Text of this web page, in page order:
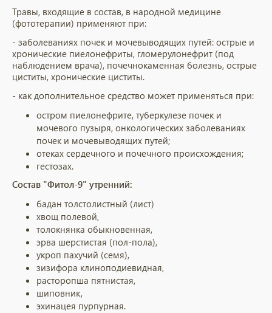
Травы, входящие в состав, в народной медицине
(фототерапии) применяют при:
- заболеваниях почек и мочевыводящих путей: острые и
хронические пиелонефриты, гломерулонефрит (под
наблюдением врача), почечнокаменная болезнь, острые
циститы, хронические циститы.
- как дополнительное средство может применяться при:
остром пиелонефрите, туберкулезе почек и
мочевого пузыря, онкологических заболеваниях
почек и мочевыводящих путей;
отеках сердечного и почечного происхождения;
гестозах.
Состав "Фитол-9" утренний:
бадан толстолистный (лист)
хвощ полевой,
толокнянка обыкновенная,
эрва шерстистая (пол-пола),
укроп пахучий (семя),
зизифора клиноподиевидная,
расторопша пятнистая,
шиповник,
эхинацея пурпурная.